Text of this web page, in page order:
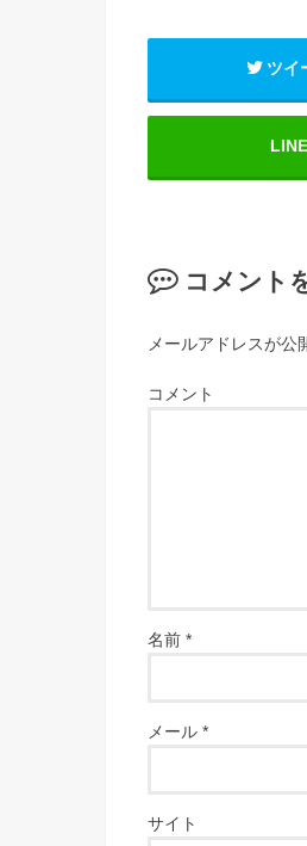
ツイ
LINE
コメント
メールアドレスが公
コメント
名前 *
メール *
サイト